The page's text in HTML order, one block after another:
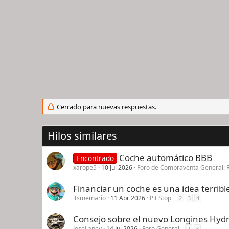
Cerrado para nuevas respuestas.
Hilos similares
Encontrado Coche automático BBB
xarope5 10 Jul 2026 Foro de Compraventa General:
Financiar un coche es una idea
itsmemario 11 Abr 2026 Pit Stop 2 3 4
Consejo sobre el nuevo Longines